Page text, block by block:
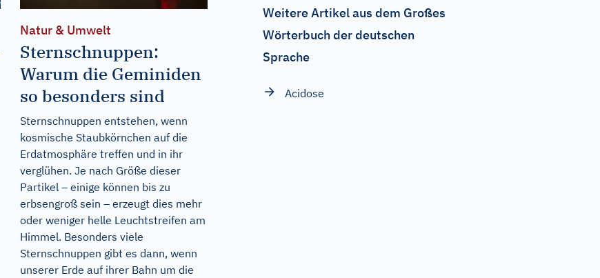
Natur & Umwelt
Sternschnuppen:
Warum die Geminiden
so besonders sind
Sternschnuppen entstehen, wenn
kosmische Staubkörnchen auf die
Erdatmosphäre treffen und in ihr
verglühen. Je nach Größe dieser
Partikel – einige können bis zu
erbsengroß sein – erzeugt dies mehr
oder weniger helle Leuchtstreifen am
Himmel. Besonders viele
Sternschnuppen gibt es dann, wenn
unserer Erde auf ihrer Bahn um die
Weitere Artikel aus dem Großes
Wörterbuch der deutschen
Sprache
Acidose